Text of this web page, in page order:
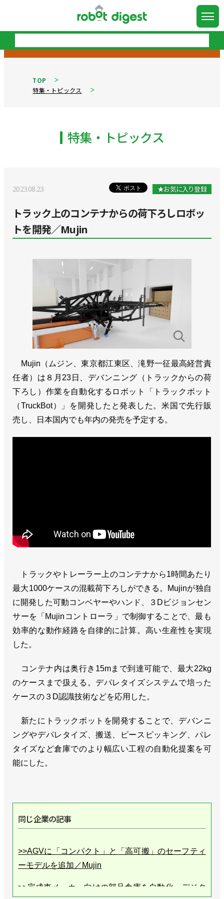
TOP
特集・トピックス
特集・トピックス
2023.08.23 ★お気に入り登録
トラック上のコンテナからの荷下ろしロボッ
トを開発／Mujin
Mujin（ムジン、東京都江東区、滝野一征最高経営責
任者）は８月23日、デバンニング（トラックからの荷
下ろし）作業を自動化するロボット「トラックボット
（TruckBot）」を開発したと発表した。米国で先行販
売し、日本国内でも年内の発売を予定する。
トラックやトレーラー上のコンテナから1時間あたり
最大1000ケースの混載荷下ろしができる。Mujinが独自
に開発した可動コンベヤーやハンド、３Dビジョンセン
サーを「Mujinコントローラ」で制御することで、最も
効率的な動作経路を自律的に計算。高い生産性を実現
した。
コンテナ内は奥行き15mまで到達可能で、最大22kg
のケースまで扱える。デパレタイズシステムで培った
ケースの３D認識技術などを応用した。
新たにトラックボットを開発することで、デバンニ
ングやデパレタイズ、搬送、ピースピッキング、パレ
タイズなど倉庫でのより幅広い工程の自動化提案を可
能にした。
同じ企業の記事
>>AGVに「コンパクト」と「高可搬」のセーフティ
ーモデルを追加／Mujin
>>完成車メーカー向けの部品倉庫を自動化・デジタ